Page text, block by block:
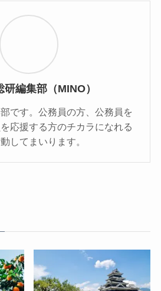
編集部（MINO）
です。公務員の方、公務員を
応援する方のチカラになれる
してまいります。